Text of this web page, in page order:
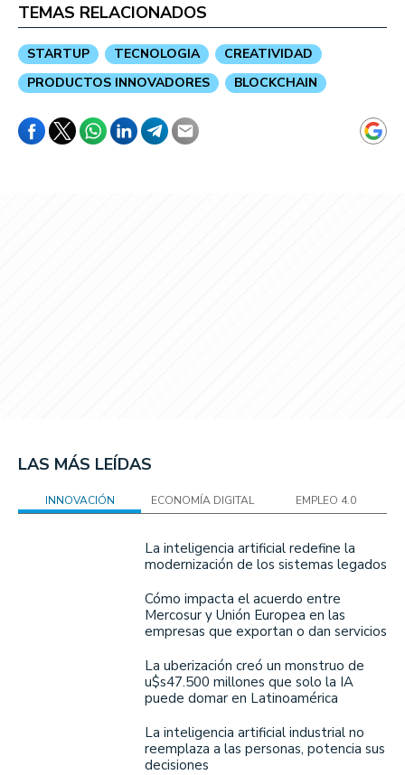
TEMAS RELACIONADOS
STARTUP TECNOLOGIA
CREATIVIDAD
PRODUCTOS INNOVADORES
BLOCKCHAIN
LAS MÁS LEÍDAS
INNOVACIÓN ECONOMÍA DIGITAL EMPLEO 4.0
La inteligencia artificial redefine la
modernización de los sistemas legados
Cómo impacta el acuerdo entre
Mercosur y Unión Europea en las
empresas que exportan o dan servicios
La uberización creó un monstruo de
u$s47.500 millones que solo la IA
puede domar en Latinoamérica
La inteligencia artificial industrial no
reemplaza a las personas, potencia sus
decisiones